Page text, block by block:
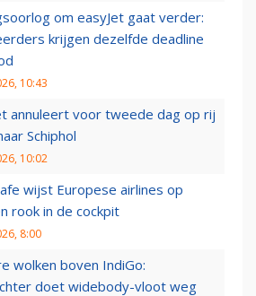
om easyJet gaat verder:
krijgen dezelfde deadline
10:43
annuleert voor tweede dag op rij
Schiphol
10:02
wijst Europese airlines op
rook in de cockpit
8:00
wolken boven IndiGo:
doet widebody-vloot weg